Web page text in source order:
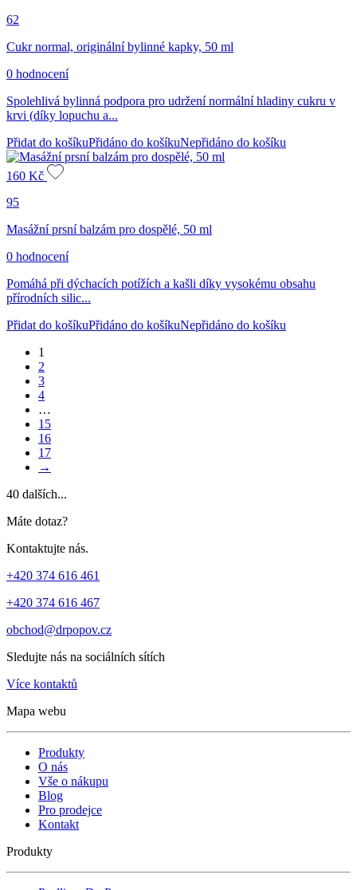
62
Cukr normal, originální bylinné kapky, 50 ml
0 hodnocení
Spolehlivá bylinná podpora pro udržení normální hladiny cukru v
krvi (díky lopuchu a...
Přidat do košíkuPřidáno do košíkuNepřidáno do košíku
160 Kč
95
Masážní prsní balzám pro dospělé, 50 ml
0 hodnocení
Pomáhá při dýchacích potížích a kašli díky vysokému obsahu
přírodních silic...
Přidat do košíkuPřidáno do košíkuNepřidáno do košíku
1
2
3
4
…
15
16
17
→
40 dalších...
Máte dotaz?
Kontaktujte nás.
+420 374 616 461
+420 374 616 467
obchod@drpopov.cz
Sledujte nás na sociálních sítích
Více kontaktů
Mapa webu
Produkty
O nás
Vše o nákupu
Blog
Pro prodejce
Kontakt
Produkty